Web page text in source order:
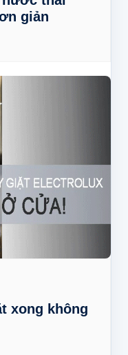
giản
xong không